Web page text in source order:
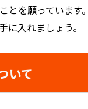
とを願っています
に入れましょう。
いて